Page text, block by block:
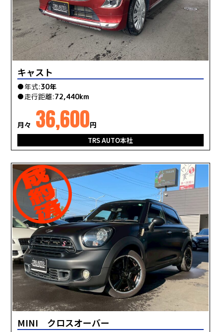
キャスト
●年式:30年
●走行距離:72,440km
月々 36,600円
TRS AUTO本社
MINI クロスオーバー